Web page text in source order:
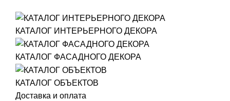
КАТАЛОГ ИНТЕРЬЕРНОГО ДЕКОРА
КАТАЛОГ ФАСАДНОГО ДЕКОРА
КАТАЛОГ ОБЪЕКТОВ
Доставка и оплата